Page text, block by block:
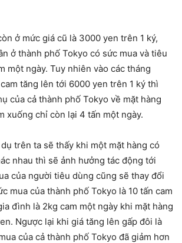
ở mức giá cũ là 3000 yen trên 1 ký,
ở thành phố Tokyo có sức mua và tiêu
một ngày. Tuy nhiên vào các tháng
tăng lên tới 6000 yen trên 1 ký thì
của cả thành phố Tokyo về mặt hàng
xuống chỉ còn lại 4 tấn một ngày.
trên ta sẽ thấy khi một mặt hàng có
nhau thì sẽ ảnh hưởng tác động tới
của người tiêu dùng cũng sẽ thay đổi
mua của thành phố Tokyo là 10 tấn cam
đình là 2kg cam một ngày khi mặt hàng
Ngược lại khi giá tăng lên gấp đôi là
của cả thành phố Tokyo đã giảm hơn